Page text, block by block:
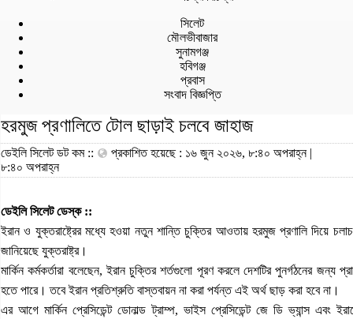
সিলেট
মৌলভীবাজার
সুনামগঞ্জ
হবিগঞ্জ
প্রবাস
সংবাদ বিজ্ঞপ্তি
হরমুজ প্রণালিতে টোল ছাড়াই চলবে জাহাজ
ডেইলি সিলেট ডট কম ::
প্রকাশিত হয়েছে : ১৬ জুন ২০২৬, ৮:৪০ অপরাহ্ন |
৮:৪০ অপরাহ্ন
ডেইলি সিলেট ডেস্ক ::
ইরান ও যুক্তরাষ্ট্রের মধ্যে হওয়া নতুন শান্তি চুক্তির আওতায় হরমুজ প্রণালি দিয়ে
জানিয়েছে যুক্তরাষ্ট্র।
মার্কিন কর্মকর্তারা বলেছেন, ইরান চুক্তির শর্তগুলো পূরণ করলে দেশটির পুনর্গঠনের জন্য
হতে পারে। তবে ইরান প্রতিশ্রুতি বাস্তবায়ন না করা পর্যন্ত এই অর্থ ছাড় করা হবে না।
এর আগে মার্কিন প্রেসিডেন্ট ডোনাল্ড ট্রাম্প, ভাইস প্রেসিডেন্ট জে ডি ভ্যান্স এবং